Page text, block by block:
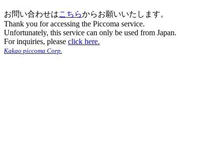
お問い合わせはこちらからお願いいたします。
Thank you for accessing the Piccoma service.
Unfortunately, this service can only be used from Japan.
For inquiries, please click here.
Kakao piccoma Corp.